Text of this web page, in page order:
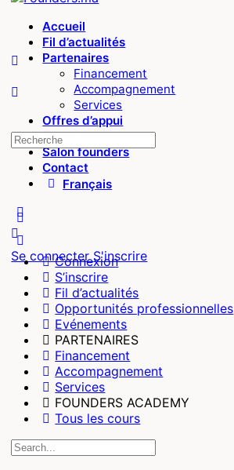
Accueil
Fil d’actualités
Partenaires
Financement
Accompagnement
Services
Offres d’appui
Founders
Salon founders
Contact
Français
Se connecterS'inscrire
Recherche
pour:
Connexion
S’inscrire
Fil d’actualités
Opportunités professionnelles
Evénements
PARTENAIRES
Financement
Accompagnement
Services
FOUNDERS ACADEMY
Tous les cours
Recherche